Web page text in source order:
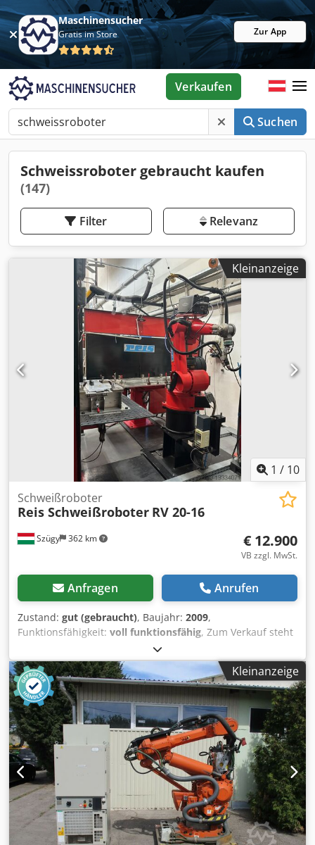
Maschinensucher
Gratis im Store Zur App
Suchen
Verkaufen
Schweissroboter gebraucht kaufen
(147)
Filter Relevanz
Kleinanzeige
1 / 10
Szügy 362 km
Schweißroboter
Reis Schweißroboter RV 20-16
€ 12.900
VB zzgl. MwSt.
Anfragen Anrufen
Zustand: gut (gebraucht), Baujahr: 2009,
Funktionsfähigkeit: voll funktionsfähig, Zum Verkauf steht
unser Reis Schweißroboter in gutem Zustand . Der
Schweißroboter ist komplett mit Einhausung abzugeben
und sofort verfügbar. ( Technische Daten auf den Fotos )
Crsdpfx Answra S Dodsf Typ : Reis RV 20-16 Steuerung und
Bedieneinheit PHG 10-2 Die Anlage steht in unserem Werk
in Ungarn / 2699 Szügy und wird ab Standort verkauft . (
Abbau nach Absprache mit Käufer möglich ) Gerne
erwarten wir Ihren Besuch zur Besichtigung und
Vorführung der Anlage ( nach Absprache ). Die Anlage wird
mit dem ungelochtem Schweißtisch verkauft !!!! ( letztes
Foto ) Die gelochte Version ist nicht Bestandteil des
Verkaufs.
Kleinanzeige